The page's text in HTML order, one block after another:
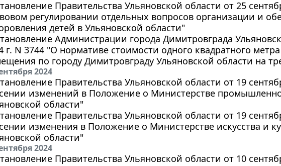
Правительства Ульяновской области от 25
регулировании отдельных вопросов организации и
детей в Ульяновской области"
Администрации города Димитровграда
г. N 3744 "О нормативе стоимости одного квадратного
по городу Димитровграду Ульяновской области на
2024
Правительства Ульяновской области от 19
изменений в Положение о Министерстве
области"
Правительства Ульяновской области от 19
изменения в Положение о Министерстве искусства и
области"
2024
Правительства Ульяновской области от 10